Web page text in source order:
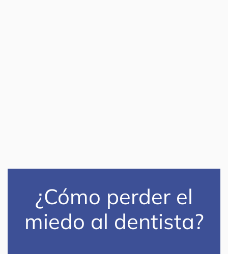
¿Cómo perder el
miedo al dentista?